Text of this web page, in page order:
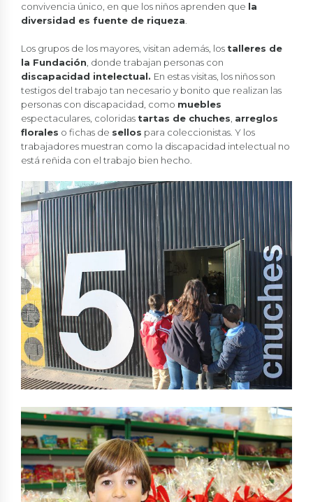
convivencia único, en que los niños aprenden que la
diversidad es fuente de riqueza.
Los grupos de los mayores, visitan además, los talleres de
la Fundación, donde trabajan personas con
discapacidad intelectual. En estas visitas, los niños son
testigos del trabajo tan necesario y bonito que realizan las
personas con discapacidad, como muebles
espectaculares, coloridas tartas de chuches, arreglos
florales o fichas de sellos para coleccionistas. Y los
trabajadores muestran como la discapacidad intelectual no
está reñida con el trabajo bien hecho.